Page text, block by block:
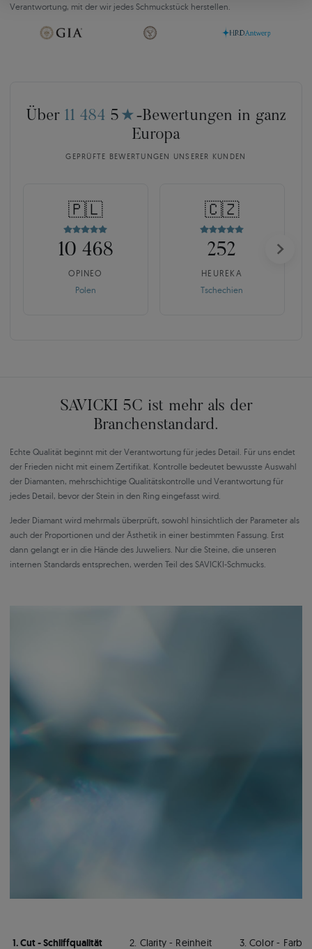
Verantwortung, mit der wir jedes Schmuckstück herstellen.
Über 11 484 5 ★ -Bewertungen in ganz
Europa
GEPRÜFTE BEWERTUNGEN UNSERER KUNDEN
🇵🇱
10 468
OPINEO
Polen
🇨🇿
252
HEUREKA
Tschechien
SAVICKI 5C ist mehr als der
Branchenstandard.
Echte Qualität beginnt mit der Verantwortung für jedes Detail. Für uns endet
der Frieden nicht mit einem Zertifikat. Kontrolle bedeutet bewusste Auswahl
der Diamanten, mehrschichtige Qualitätskontrolle und Verantwortung für
jedes Detail, bevor der Stein in den Ring eingefasst wird.
Jeder Diamant wird mehrmals überprüft, sowohl hinsichtlich der Parameter als
auch der Proportionen und der Ästhetik in einer bestimmten Fassung. Erst
dann gelangt er in die Hände des Juweliers. Nur die Steine, die unseren
internen Standards entsprechen, werden Teil des SAVICKI-Schmucks.
1. Cut - Schliffqualität 2. Clarity - Reinheit 3. Color - Farbe